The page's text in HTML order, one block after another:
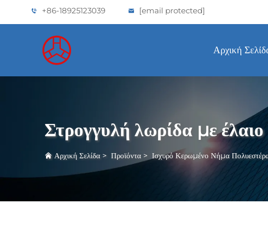
+86-18925123039 [email protected]
Αρχική
Στρογγυλή λωρίδα με έλαιο
Αρχική Σελίδα > Προϊόντα > Ισχυρό Κερωμένο Νήμα